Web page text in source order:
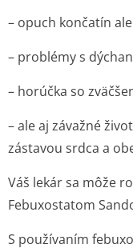
– opuch končatín
– problémy s
– horúčka so
– ale aj závažné
zástavou srdca a
Váš lekár sa môže
Febuxostatom
S používaním